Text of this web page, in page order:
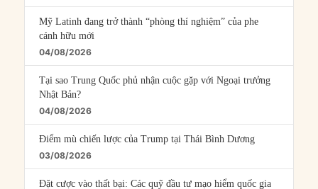
Mỹ Latinh đang trở thành “phòng thí nghiệm” của phe
cánh hữu mới
04/08/2026
Tại sao Trung Quốc phủ nhận cuộc gặp với Ngoại trưởng
Nhật Bản?
04/08/2026
Điểm mù chiến lược của Trump tại Thái Bình Dương
03/08/2026
Đặt cược vào thất bại: Các quỹ đầu tư mạo hiểm quốc gia